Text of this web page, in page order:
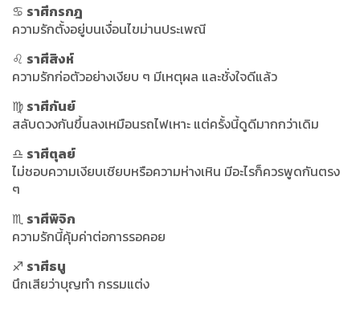
♋ ราศีกรกฎ
ความรักตั้งอยู่บนเงื่อนไขม่านประเพณี
♌ ราศีสิงห์
ความรักก่อตัวอย่างเงียบ ๆ มีเหตุผล และชั่งใจดีแล้ว
♍ ราศีกันย์
สลับดวงกันขึ้นลงเหมือนรถไฟเหาะ แต่ครั้งนี้ดูดีมากกว่าเดิม
♎ ราศีตุลย์
ไม่ชอบความเงียบเชียบหรือความห่างเหิน มีอะไรก็ควรพูดกันตรง
ๆ
♏ ราศีพิจิก
ความรักนี้คุ้มค่าต่อการรอคอย
♐ ราศีธนู
นึกเสียว่าบุญทำ กรรมแต่ง